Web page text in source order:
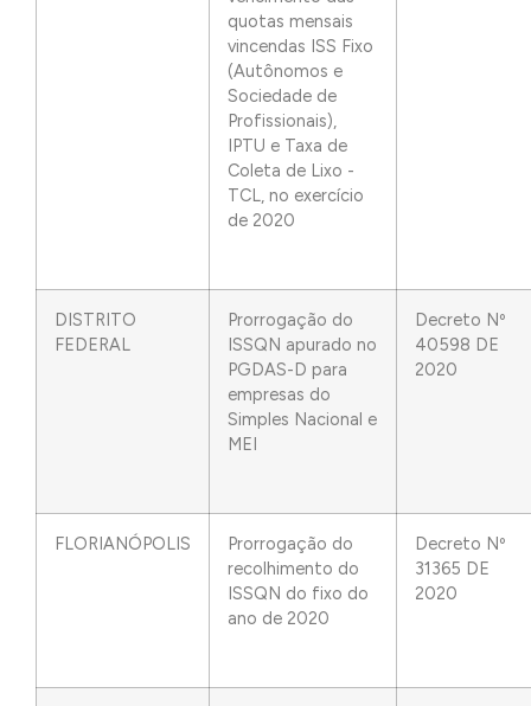
quotas mensais
vincendas ISS Fixo
(Autônomos e
Sociedade de
Profissionais),
IPTU e Taxa de
Coleta de Lixo -
TCL, no exercício
de 2020
DISTRITO
FEDERAL
Prorrogação do
ISSQN apurado no
PGDAS-D para
empresas do
Simples Nacional e
MEI
Decreto Nº
40598 DE
2020
FLORIANÓPOLIS
Prorrogação do
recolhimento do
ISSQN do fixo do
ano de 2020
Decreto Nº
31365 DE
2020